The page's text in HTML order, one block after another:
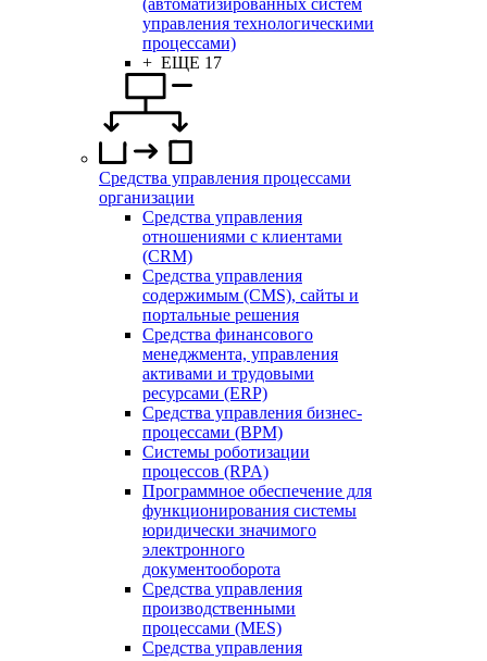
управления технологическими
процессами)
+ ЕЩЕ 17
Средства управления процессами
организации
Средства управления
отношениями с клиентами
(CRM)
Средства управления
содержимым (CMS), сайты и
портальные решения
Средства финансового
менеджмента, управления
активами и трудовыми
ресурсами (ERP)
Средства управления бизнес-
процессами (BPM)
Системы роботизации
процессов (RPA)
Программное обеспечение для
функционирования системы
юридически значимого
электронного
документооборота
Средства управления
производственными
процессами (MES)
Средства управления